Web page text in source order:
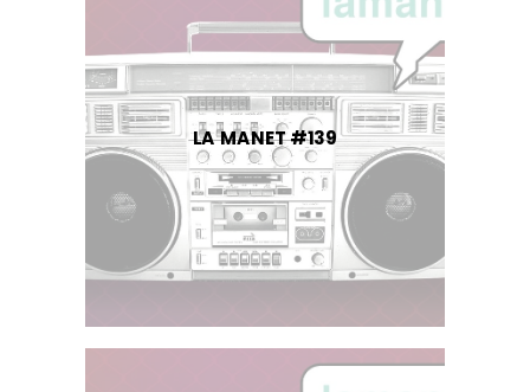
LA MANET #139